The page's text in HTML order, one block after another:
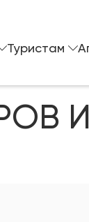
Туристам